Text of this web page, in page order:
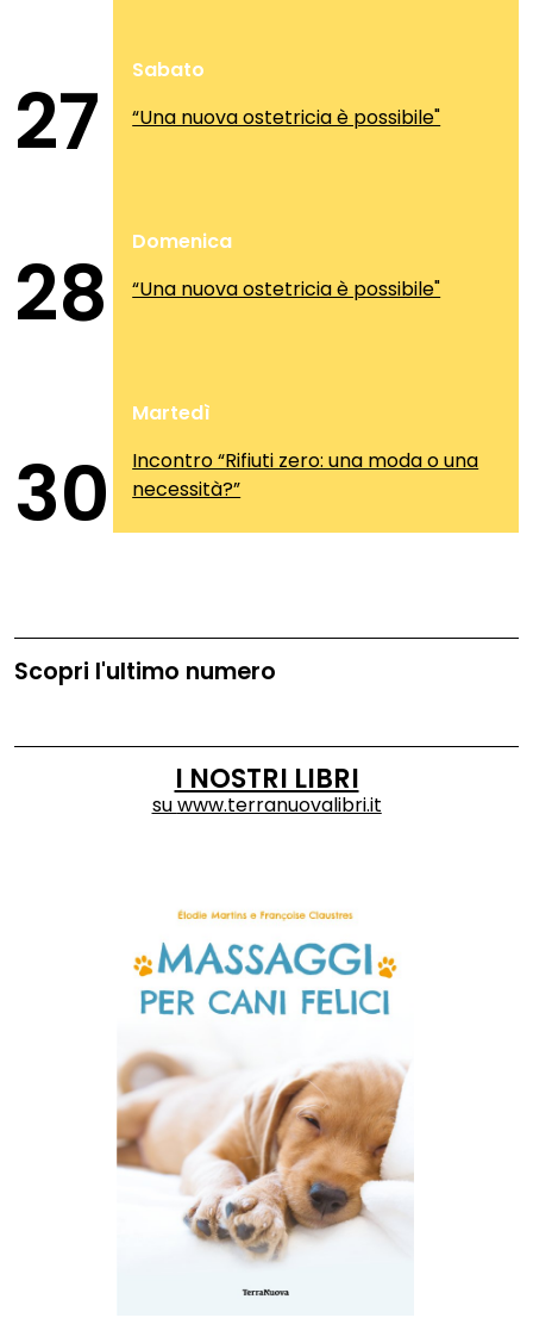
27
Sabato
“Una nuova ostetricia è possibile"
28
Domenica
“Una nuova ostetricia è possibile"
30
Martedì
Incontro “Rifiuti zero: una moda o una
necessità?”
Scopri l'ultimo numero
I NOSTRI LIBRI
suwww.terranuovalibri.it